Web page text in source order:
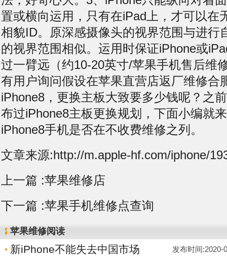
置或横向运用，只有在iPad上，才可以在
相貌ID。原深感摄像头的视界范围与进行
的视界范围相似。运用时保证iPhone或
过一臂远（约10-20英寸/苹果手机售后维
有用户询问假设在苹果直营店返厂维修合
iPhone8，更换主板大致要多少钱呢？之
布过iPhone8主板更换规划，下面小编就
iPhone8手机是否在不收费维修之列。
文章来源:http://m.apple-hf.com/iphone/
上一篇 :苹果维修店
下一篇 :苹果手机维修点查询
苹果维修阅读
新iPhone不能失去中国市场 发布时间:2020-